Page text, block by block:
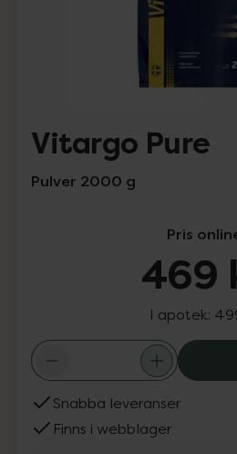
Vitargo Pure
Pulver 2000 g
Pris
469
I apotek:
Snabba leveranser
Finns i webblager